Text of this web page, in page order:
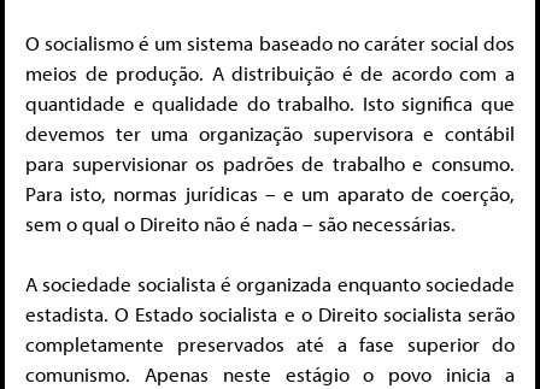
O socialismo é um sistema baseado no caráter social dos
meios de produção. A distribuição é de acordo com a
quantidade e qualidade do trabalho. Isto significa que
devemos ter uma organização supervisora e contábil
para supervisionar os padrões de trabalho e consumo.
Para isto, normas jurídicas – e um aparato de coerção,
sem o qual o Direito não é nada – são necessárias.
A sociedade socialista é organizada enquanto sociedade
estadista. O Estado socialista e o Direito socialista serão
completamente preservados até a fase superior do
comunismo. Apenas neste estágio o povo inicia a